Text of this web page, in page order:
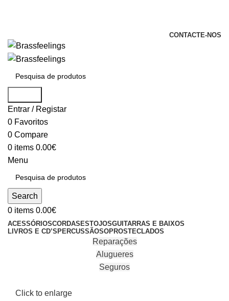
CONTACTE-NOS
Entrar / Registar
0 Favoritos
0 Compare
0 items 0.00€
Menu
Search
0 items 0.00€
ACESSÓRIOSCORDAS ESTOJOSGUITARRAS E BAIXOS
LIVROS E CD’S PERCUSSÃOSOPROSTECLADOS
Reparações
Alugueres
Seguros
Click to enlarge